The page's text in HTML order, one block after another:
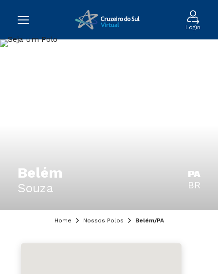
Login
Belém
Souza
PA
BR
Home Nossos Polos Belém/PA